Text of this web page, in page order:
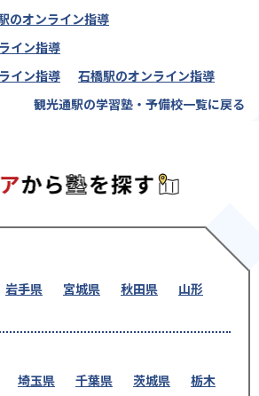
のオンライン指導
イン指導
イン指導
石橋駅のオンライン指導
観光通駅の学習塾・予備校一覧に戻る
岩手県 宮城県 秋田県
山形
埼玉県 千葉県 茨城県
栃木